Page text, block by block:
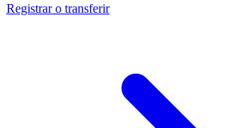
Registrar o transferir